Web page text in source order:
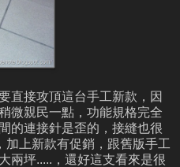
直接攻頂這台手工新款，因
微親民一點，功能規格完全
的連接針是歪的，接縫也很
上新款有促銷，跟舊版手工
兩坪.....，還好這支看來是很